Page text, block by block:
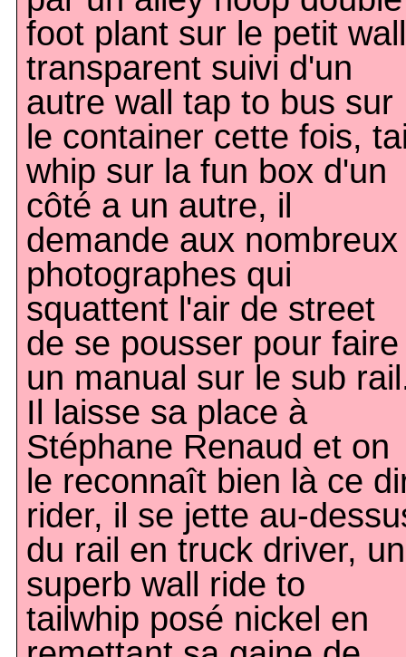
foot plant sur le petit wall
transparent suivi d'un
autre wall tap to bus sur
le container cette fois,
whip sur la fun box d'un
côté a un autre, il
demande aux nombreux
photographes qui
squattent l'air de street
de se pousser pour faire
un manual sur le sub
Il laisse sa place à
Stéphane Renaud et on
le reconnaît bien là ce
rider, il se jette au-
du rail en truck driver, un
superb wall ride to
tailwhip posé nickel en